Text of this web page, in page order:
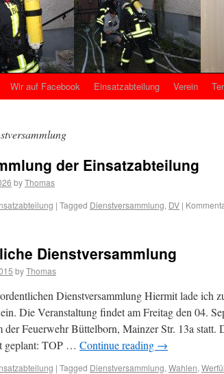
Wir auf Facebook Einsatzabteilung Verein
der Einsatzabteilung
byThomas
| Tagged Dienstversammlung, DV |
Dienstversammlung
byThomas
Dienstversammlung Hiermit lade ich
Die Veranstaltung findet am Freitag den 04.
der Feuerwehr Büttelborn, Mainzer Str. 13a statt.
geplant: TOP … Continue reading →
| Tagged Dienstversammlung, Wahlen,